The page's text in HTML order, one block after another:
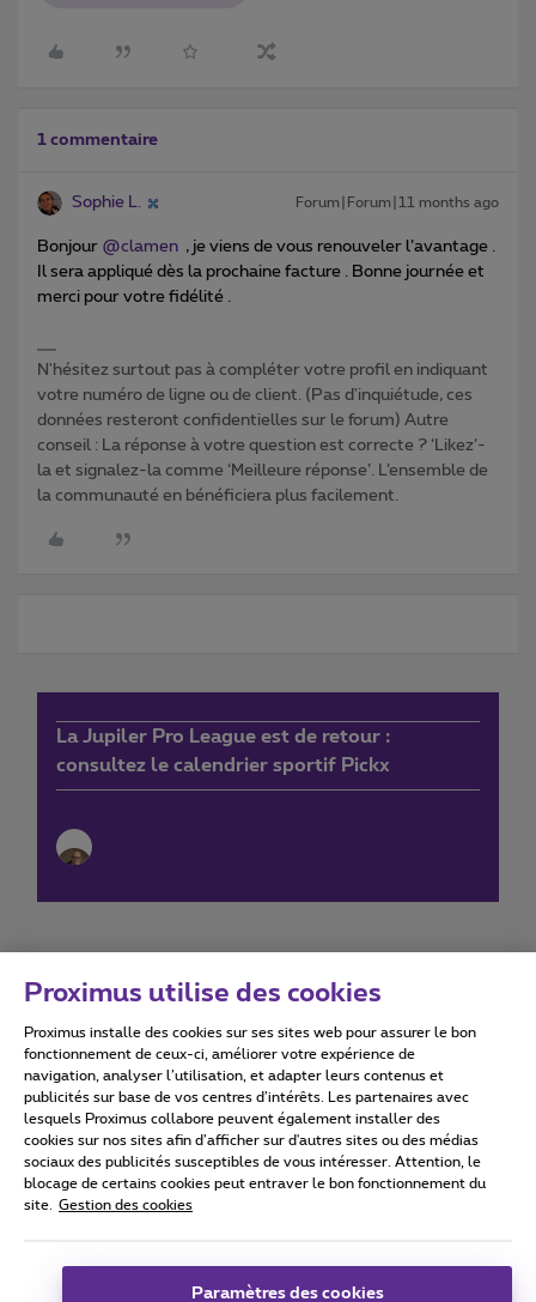
1 commentaire
Sophie L. Forum|Forum|11 months ago
Bonjour ​ @clamen , je viens de vous renouveler l’avantage .
Il sera appliqué dès la prochaine facture . Bonne journée et
merci pour votre fidélité .
N'hésitez surtout pas à compléter votre profil en indiquant
votre numéro de ligne ou de client. (Pas d'inquiétude, ces
données resteront confidentielles sur le forum) Autre
conseil : La réponse à votre question est correcte ? ‘Likez’-
la et signalez-la comme ‘Meilleure réponse’. L’ensemble de
la communauté en bénéficiera plus facilement.
La Jupiler Pro League est de retour :
consultez le calendrier sportif Pickx
Conditions d'utilisation Accessibility statement
Tous droits réservés. © 2026 Proximus
Conditions générales, info consommateur
Coordonnées de l’entreprise
Proximus utilise des cookies
Proximus installe des cookies sur ses sites web pour assurer le bon
fonctionnement de ceux-ci, améliorer votre expérience de
navigation, analyser l’utilisation, et adapter leurs contenus et
publicités sur base de vos centres d’intérêts. Les partenaires avec
lesquels Proximus collabore peuvent également installer des
cookies sur nos sites afin d’afficher sur d'autres sites ou des médias
sociaux des publicités susceptibles de vous intéresser. Attention, le
blocage de certains cookies peut entraver le bon fonctionnement du
site.
Gestion des cookies
Paramètres des cookies